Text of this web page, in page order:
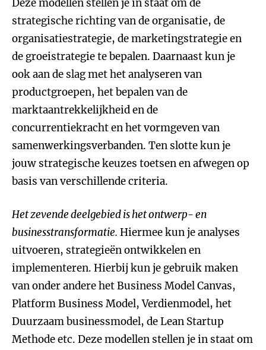
Deze modellen stellen je in staat om de
strategische richting van de organisatie, de
organisatiestrategie, de marketingstrategie en
de groeistrategie te bepalen. Daarnaast kun je
ook aan de slag met het analyseren van
productgroepen, het bepalen van de
marktaantrekkelijkheid en de
concurrentiekracht en het vormgeven van
samenwerkingsverbanden. Ten slotte kun je
jouw strategische keuzes toetsen en afwegen op
basis van verschillende criteria.
Het zevende deelgebied is het ontwerp- en
businesstransformatie. Hiermee kun je analyses
uitvoeren, strategieën ontwikkelen en
implementeren. Hierbij kun je gebruik maken
van onder andere het Business Model Canvas,
Platform Business Model, Verdienmodel, het
Duurzaam businessmodel, de Lean Startup
Methode etc. Deze modellen stellen je in staat om